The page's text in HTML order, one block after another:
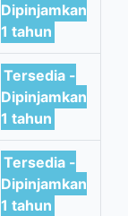
Dipinjamkan
1 tahun
Tersedia -
Dipinjamkan
1 tahun
Tersedia -
Dipinjamkan
1 tahun